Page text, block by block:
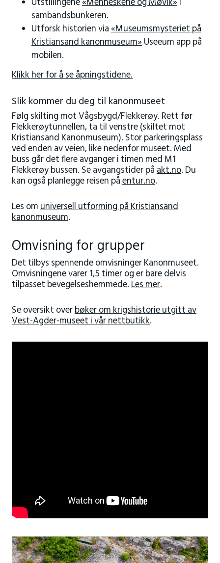
sambandsbunkeren.
Utforsk historien via«Museumsmysteriet på
Kristiansand kanonmuseum»Useeum app på
mobilen.
Klikk her for å se åpningstidene.
Slik kommer du deg til kanonmuseet
Følg skilting mot Vågsbygd/Flekkerøy. Rett før
Flekkerøytunnellen, ta til venstre (skiltet mot
Kristiansand Kanonmuseum). Stor parkeringsplass
ved enden av veien, like nedenfor museet. Med
buss går det flere avganger i timen med M1
Flekkerøy bussen. Se avgangstider påakt.no. Du
kan også planlegge reisen påentur.no.
Les omuniversell utforming på Kristiansand
kanonmuseum.
Omvisning for grupper
Det tilbys spennende omvisninger Kanonmuseet.
Omvisningene varer 1,5 timer og er bare delvis
tilpasset bevegelseshemmede.Les mer.
Se oversikt overbøker om krigshistorie utgitt av
Vest-Agder-museet i vår nettbutikk.